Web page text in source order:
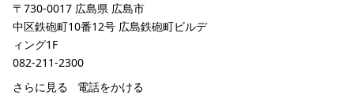
〒730-0017 広島県 広島市
中区鉄砲町10番12号 広島鉄砲町ビルデ
ィング1F
082-211-2300
さらに見る
電話をかける